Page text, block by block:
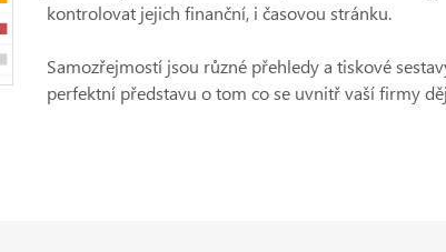
kontrolovat jejich finanční, i časovou stránku.
Samozřejmostí jsou různé přehledy a tiskové
perfektní představu o tom co se uvnitř vaší firmy